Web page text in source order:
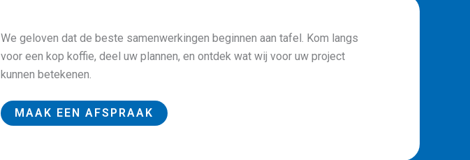
We geloven dat de beste samenwerkingen beginnen aan tafel. Kom langs
voor een kop koffie, deel uw plannen, en ontdek wat wij voor uw project
kunnen betekenen.
MAAK EEN AFSPRAAK